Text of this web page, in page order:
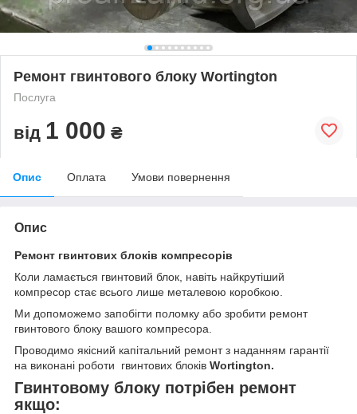
Ремонт гвинтового блоку Wortington
Послуга
від 1 000 ₴
Опис Оплата Умови повернення
Опис
Ремонт гвинтових блоків компресорів
Коли ламається гвинтовий блок, навіть найкрутіший
компресор стає всього лише металевою коробкою.
Ми допоможемо запобігти поломку або зробити ремонт
гвинтового блоку вашого компресора.
Проводимо якісний капітальний ремонт з наданням гарантії
на виконані роботи гвинтових блоків Wortington.
Гвинтовому блоку потрібен ремонт
якщо: